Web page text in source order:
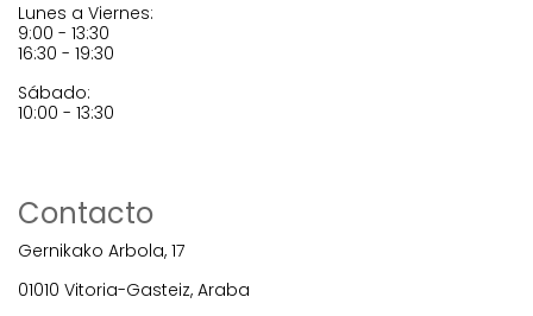
Lunes a Viernes:
9:00 - 13:30
16:30 - 19:30
Sábado:
10:00 - 13:30
Contacto
Gernikako Arbola, 17
01010 Vitoria-Gasteiz, Araba